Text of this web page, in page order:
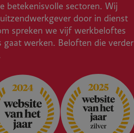
betekenisvolle sectoren. Wij
door in dienst
spreken we vijf werkbeloftes
gaat werken. Beloften die verder